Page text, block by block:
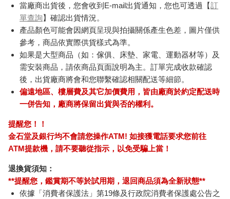
當廠商出貨後，您會收到E-mail出貨通知，您也可透過【訂
單查詢】確認出貨情況。
產品顏色可能會因網頁呈現與拍攝關係產生色差，圖片僅供
參考，商品依實際供貨樣式為準。
如果是大型商品（如：傢俱、床墊、家電、運動器材等）及
需安裝商品，請依商品頁面說明為主。訂單完成收款確認
後，出貨廠商將會和您聯繫確認相關配送等細節。
偏遠地區、樓層費及其它加價費用，皆由廠商於約定配送時
一併告知，廠商將保留出貨與否的權利。
提醒您！！
金石堂及銀行均不會請您操作ATM! 如接獲電話要求您前往
ATM提款機，請不要聽從指示，以免受騙上當！
退換貨須知：
**提醒您，鑑賞期不等於試用期，退回商品須為全新狀態**
依據「消費者保護法」第19條及行政院消費者保護處公告之